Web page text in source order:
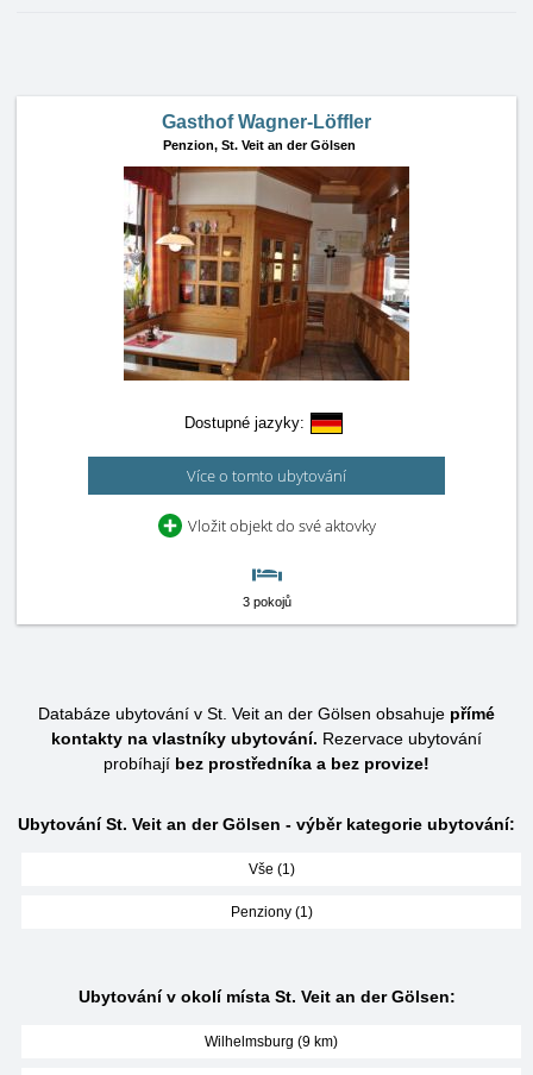
Gasthof Wagner-Löffler
Penzion, St. Veit an der Gölsen
Dostupné jazyky:
Více o tomto ubytování
Vložit objekt do své aktovky
3 pokojů
Databáze ubytování v St. Veit an der Gölsen obsahuje přímé
kontakty na vlastníky ubytování. Rezervace ubytování
probíhají bez prostředníka a bez provize!
Ubytování St. Veit an der Gölsen - výběr kategorie ubytování:
Vše (1)
Penziony (1)
Ubytování v okolí místa St. Veit an der Gölsen:
Wilhelmsburg (9 km)